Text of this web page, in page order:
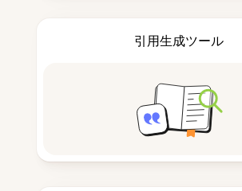
引用生成ツール